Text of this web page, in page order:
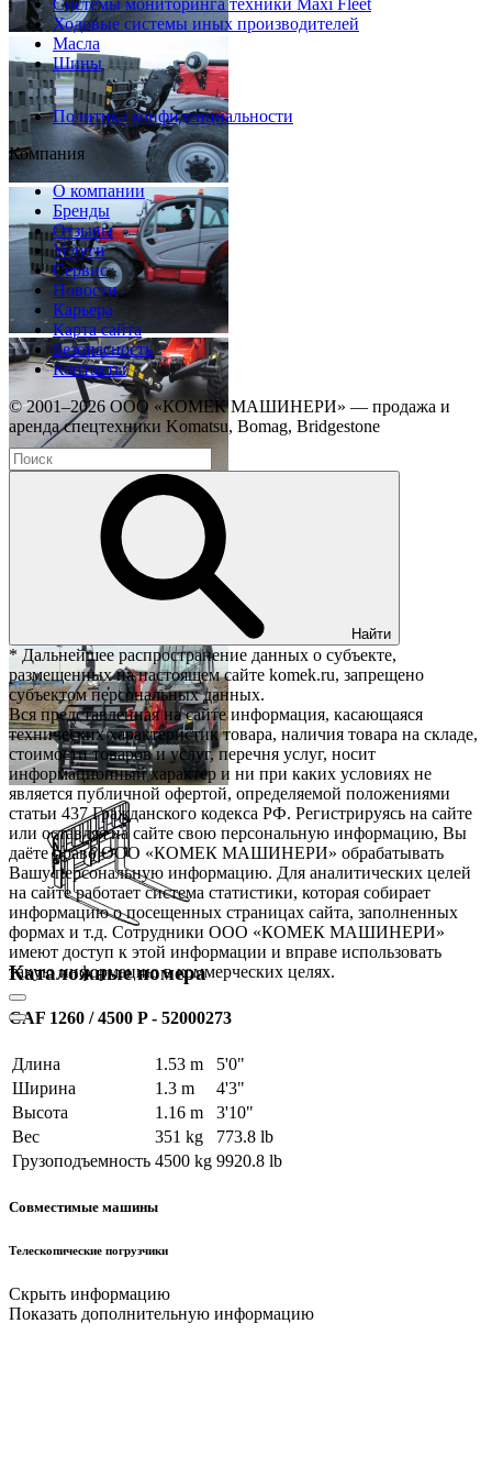
Каталожные номера
CAF 1260 / 4500 P - 52000273
Длина 1.53 m
5'0"
Ширина
1.3 m
4'3"
Высота
1.16 m
3'10"
Вес
351 kg
773.8 lb
Грузоподъемность 4500 kg 9920.8 lb
Совместимые машины
Телескопические погрузчики
Скрыть информацию
Показать дополнительную информацию
Системы мониторинга техники Maxi Fleet
Ходовые системы иных производителей
Масла
Шины
Политика конфиденциальности
Компания
О компании
Бренды
Отзывы
Услуги
Сервис
Новости
Карьера
Карта сайта
Безопасность
Контакты
© 2001–2026 ООО «КОМЕК МАШИНЕРИ» — продажа и
аренда спецтехники Komatsu, Bomag, Bridgestone
Найти
* Дальнейшее распространение данных о субъекте,
размещенных на настоящем сайте komek.ru, запрещено
субъектом персональных данных.
Вся представленная на сайте информация, касающаяся
технических характеристик товара, наличия товара на складе,
стоимости товаров и услуг, перечня услуг, носит
информационный характер и ни при каких условиях не
является публичной офертой, определяемой положениями
статьи 437 Гражданского кодекса РФ. Регистрируясь на сайте
или оставляя на сайте свою персональную информацию, Вы
даёте право ООО «КОМЕК МАШИНЕРИ» обрабатывать
Вашу персональную информацию. Для аналитических целей
на сайте работает система статистики, которая собирает
информацию о посещенных страницах сайта, заполненных
формах и т.д. Сотрудники ООО «КОМЕК МАШИНЕРИ»
имеют доступ к этой информации и вправе использовать
такую информацию в коммерческих целях.